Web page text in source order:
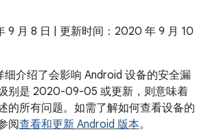
9 月 8 日 | 更新时间：2020 年 9 月 10
细介绍了会影响 Android 设备的安全漏
别是 2020-09-05 或更新，则意味着
的所有问题。如需了解如何查看设备的
阅查看和更新 Android 版本。